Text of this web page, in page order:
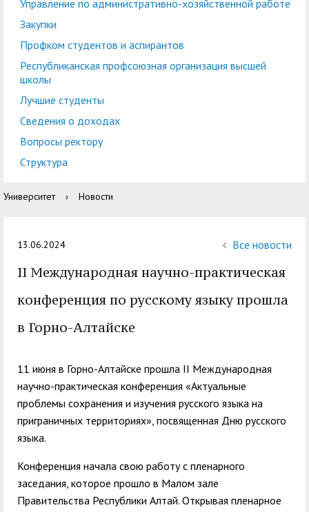
Международная
деятельность
Управление по
административно-
Закупки
Республиканская
организация высшей
Центр тестирования
иностранных граждан
по русскому языку
Центр развития
компетенций
Центр русского языка
обучающихся ГАГУ
Образовательный
модуль «Обучение
Информация о
Управление по административно-хозяйственной работе
Закупки
Профком студентов и аспирантов
Республиканская профсоюзная организация высшей
школы
Лучшие студенты
Сведения о доходах
Вопросы ректору
Структура
Университет › Новости
13.06.2024 Все новости
II Международная научно-практическая
конференция по русскому языку прошла
в Горно-Алтайске
11 июня в Горно-Алтайске прошла II Международная
научно-практическая конференция «Актуальные
проблемы сохранения и изучения русского языка на
приграничных территориях», посвященная Дню русского
языка.
Конференция начала свою работу с пленарного
заседания, которое прошло в Малом зале
Правительства Республики Алтай. Открывая пленарное